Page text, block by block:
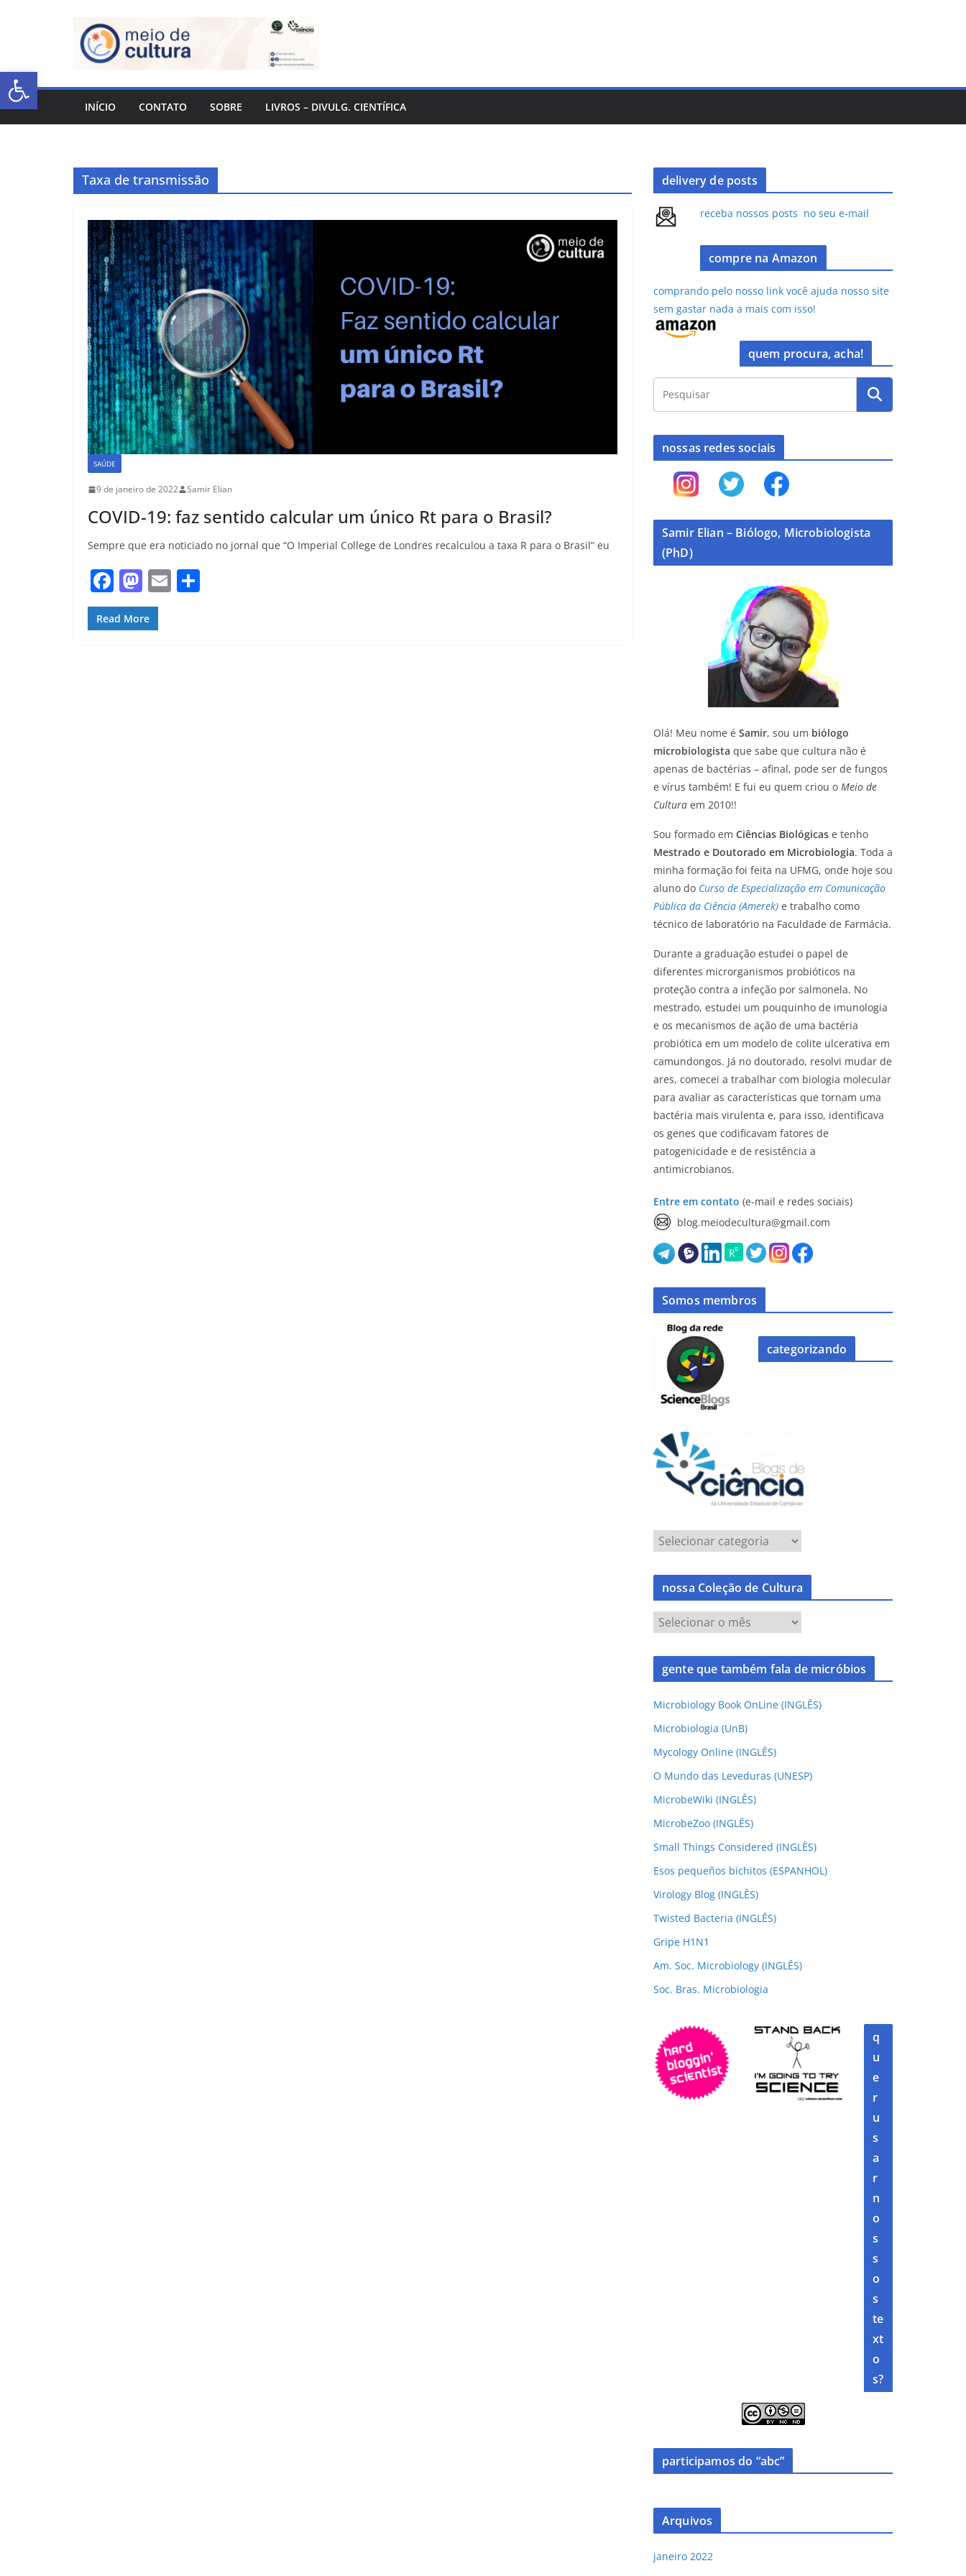
Abrir a barra de ferramentas
INÍCIO CONTATO SOBRE LIVROS – DIVULG. CIENTÍFICA
Taxa de transmissão
SAÚDE
9 de janeiro de 2022 Samir Elian
COVID-19: faz sentido calcular um único Rt para o Brasil?
Sempre que era noticiado no jornal que “O Imperial College de Londres recalculou a taxa R para o Brasil” eu
F
a
c
M
a
st
E
Read More
delivery de posts
receba nossos posts no seu e-mail
compre na Amazon
comprando pelo nosso link você ajuda nosso site
sem gastar nada a mais com isso!
quem procura, acha!
nossas redes sociais
Samir Elian – Biólogo, Microbiologista
(PhD)
Olá! Meu nome é Samir, sou um biólogo
microbiologista que sabe que cultura não é
apenas de bactérias – afinal, pode ser de fungos
e vírus também! E fui eu quem criou o Meio de
Cultura em 2010!!
Sou formado em Ciências Biológicas e tenho
Mestrado e Doutorado em Microbiologia. Toda a
minha formação foi feita na UFMG, onde hoje sou
aluno do Curso de Especialização em Comunicação
Pública da Ciência (Amerek) e trabalho como
técnico de laboratório na Faculdade de Farmácia.
Durante a graduação estudei o papel de
diferentes microrganismos probióticos na
proteção contra a infeção por salmonela. No
mestrado, estudei um pouquinho de imunologia
e os mecanismos de ação de uma bactéria
probiótica em um modelo de colite ulcerativa em
camundongos. Já no doutorado, resolvi mudar de
ares, comecei a trabalhar com biologia molecular
para avaliar as características que tornam uma
bactéria mais virulenta e, para isso, identificava
os genes que codificavam fatores de
patogenicidade e de resistência a
antimicrobianos.
Entre em contato (e-mail e redes sociais)
blog.meiodecultura@gmail.com
Somos membros
categorizando
nossa Coleção de Cultura
gente que também fala de micróbios
Microbiology Book OnLine (INGLÊS)
Microbiologia (UnB)
Mycology Online (INGLÊS)
O Mundo das Leveduras (UNESP)
MicrobeWiki (INGLÊS)
MicrobeZoo (INGLÊS)
Small Things Considered (INGLÊS)
Esos pequeños bichitos (ESPANHOL)
Virology Blog (INGLÊS)
Twisted Bacteria (INGLÊS)
Gripe H1N1
Am. Soc. Microbiology (INGLÊS)
Soc. Bras. Microbiologia
q
u
e
r
u
s
a
r
n
o
s
s
o
s
te
xt
o
s?
participamos do “abc”
Arquivos
janeiro 2022